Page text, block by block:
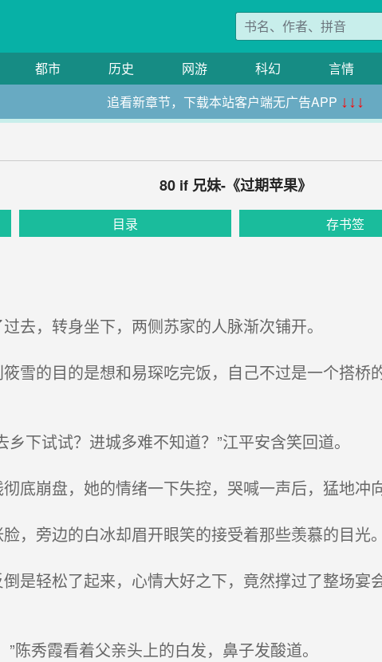
都市 历史 网游 科幻 言情
追看新章节，下载本站客户端无广告APP ↓↓↓
80 if 兄妹-《过期苹果》
目录 存书签
去，转身坐下，两侧苏家的人脉渐次铺开。
雪的目的是想和易琛吃完饭，自己不过是一个搭桥
下试试？进城多难不知道？”江平安含笑回道。
底崩盘，她的情绪一下失控，哭喊一声后，猛地冲
，旁边的白冰却眉开眼笑的接受着那些羡慕的目光。
是轻松了起来，心情大好之下，竟然撑过了整场宴
陈秀霞看着父亲头上的白发，鼻子发酸道。